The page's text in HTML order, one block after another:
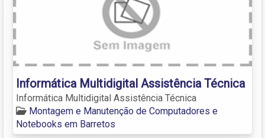
Informática Multidigital Assistência Técnica
Informática Multidigital Assistência Técnica
Montagem e Manutenção de Computadores e
Notebooks em Barretos